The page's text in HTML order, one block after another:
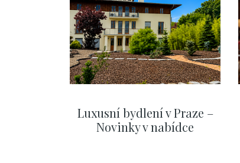
Luxusní bydlení v Praze –
Novinky v nabídce